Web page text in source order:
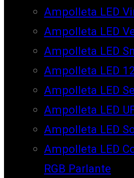
Ampolleta LED
Ampolleta LED
Ampolleta LED
Ampolleta LED
Ampolleta LED
Ampolleta LED
Ampolleta LED
Ampolleta LED
RGB Parlante